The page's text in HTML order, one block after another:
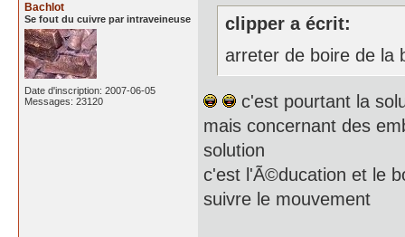
Bachlot
Se fout du cuivre par intraveineuse
Date d'inscription: 2007-06-05
Messages: 23120
clipper a écrit:
arreter de boire de la
c'est pourtant la
mais concernant des
solution
c'est l'Ã©ducation et le
suivre le mouvement